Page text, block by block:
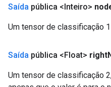
Saída pública <Inteiro>
Um tensor de classificação
Saída pública <Float> right
Um tensor de classificação